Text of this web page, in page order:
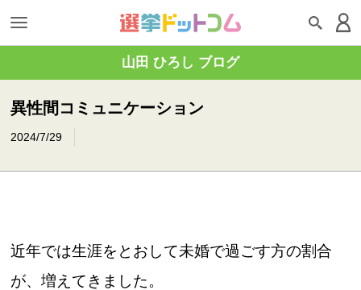
山田 ひろし ブログ
異性間コミュニケーション
2024/7/29
近年では生涯をとおして未婚で過ごす方の割合
が、増えてきました。